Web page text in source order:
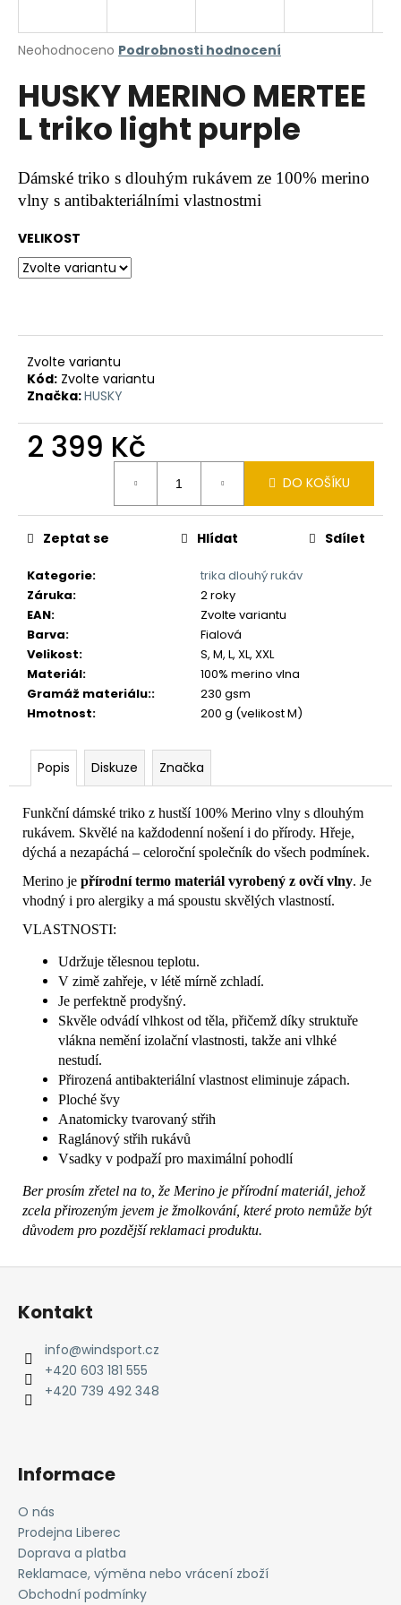
Průměrné
produktu
je
0,0
hvězdiček.
Neohodnoceno Podrobnosti hodnocení
HUSKY MERINO MERTEE
L triko light purple
Dámské triko s dlouhým rukávem ze 100% merino
vlny s antibakteriálními vlastnostmi
VELIKOST
Zvolte variantu
Kód: Zvolte variantu
Značka:HUSKY
2 399 Kč
DO KOŠÍKU
Kategorie:
trika dlouhý rukáv
Záruka:
2 roky
EAN:
Zvolte variantu
Barva:
Fialová
Velikost:
S, M, L, XL, XXL
Materiál:
100% merino vlna
Gramáž materiálu::
230 gsm
Hmotnost: 200 g (velikost M)
Zeptat se Hlídat Sdílet
Popis Diskuze Značka
Funkční dámské triko z hustší 100% Merino vlny s dlouhým
rukávem. Skvělé na každodenní nošení i do přírody. Hřeje,
dýchá a nezapáchá – celoroční společník do všech podmínek.
Merino je přírodní termo materiál vyrobený z ovčí vlny. Je
vhodný i pro alergiky a má spoustu skvělých vlastností.
VLASTNOSTI:
Udržuje tělesnou teplotu.
V zimě zahřeje, v létě mírně zchladí.
Je perfektně prodyšný.
Skvěle odvádí vlhkost od těla, přičemž díky struktuře
vlákna nemění izolační vlastnosti, takže ani vlhké
nestudí.
Přirozená antibakteriální vlastnost eliminuje zápach.
Ploché švy
Anatomicky tvarovaný střih
Raglánový střih rukávů
Vsadky v podpaží pro maximální pohodlí
Ber prosím zřetel na to, že Merino je přírodní materiál, jehož
zcela přirozeným jevem je žmolkování, které proto nemůže být
důvodem pro pozdější reklamaci produktu.
j
t
?
HLEDAT
D
u
č
u
Z
Kontakt
info@windsport.cz
+420 603 181 555
+420 739 492 348
Informace
O nás
Prodejna Liberec
Doprava a platba
Reklamace, výměna nebo vrácení zboží
Obchodní podmínky